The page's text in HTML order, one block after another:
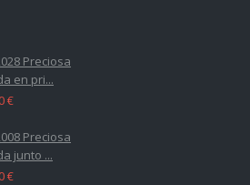
Preciosa
en pri...
€
Preciosa
junto ...
€